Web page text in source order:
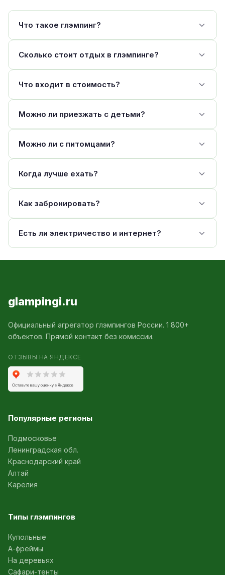
Что такое глэмпинг?
Сколько стоит отдых в глэмпинге?
Что входит в стоимость?
Можно ли приезжать с детьми?
Можно ли с питомцами?
Когда лучше ехать?
Как забронировать?
Есть ли электричество и интернет?
glampingi.ru
Официальный агрегатор глэмпингов России. 1 800+
объектов. Прямой контакт без комиссии.
ОТЗЫВЫ НА ЯНДЕКСЕ
Популярные регионы
Подмосковье
Ленинградская обл.
Краснодарский край
Алтай
Карелия
Типы глэмпингов
Купольные
А-фреймы
На деревьях
Сафари-тенты